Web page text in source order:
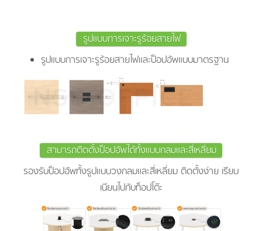
รูปแบบการเจาะรูร้อยสายไฟ
รูปแบบการเจาะรูร้อยสายไฟและป็อปอัพแบบมาตรฐาน
สามารถติดตั้งป็อปอัพได้ทั้งแบบกลมและสี่เหลี่ยม
รองรับป็อปอัพทั้งรูปแบบวงกลมและสี่เหลี่ยม ติดตั้งง่าย เรียบ
เนียนไปกับท็อปโต๊ะ